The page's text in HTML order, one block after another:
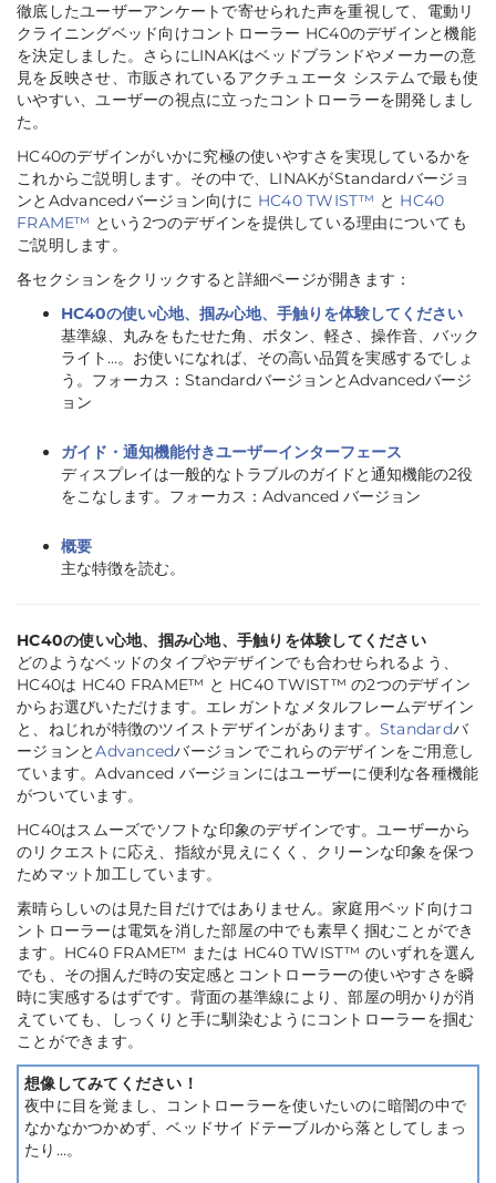
徹底したユーザーアンケートで寄せられた声を重視して、電動リ
クライニングベッド向けコントローラー HC40のデザインと機能
を決定しました。さらにLINAKはベッドブランドやメーカーの意
見を反映させ、市販されているアクチュエータ システムで最も使
いやすい、ユーザーの視点に立ったコントローラーを開発しまし
た。
HC40のデザインがいかに究極の使いやすさを実現しているかを
これからご説明します。その中で、LINAKがStandardバージョ
ンとAdvancedバージョン向けに HC40 TWIST™ と HC40
FRAME™ という2つのデザインを提供している理由についても
ご説明します。
各セクションをクリックすると詳細ページが開きます：
HC40の使い心地、掴み心地、手触りを体験してください
基準線、丸みをもたせた角、ボタン、軽さ、操作音、バック
ライト…。お使いになれば、その高い品質を実感するでしょ
う。フォーカス：StandardバージョンとAdvancedバージ
ョン
ガイド・通知機能付きユーザーインターフェース
ディスプレイは一般的なトラブルのガイドと通知機能の2役
をこなします。フォーカス：Advanced バージョン
概要
主な特徴を読む。
HC40の使い心地、掴み心地、手触りを体験してください
どのようなベッドのタイプやデザインでも合わせられるよう、
HC40は HC40 FRAME™ と HC40 TWIST™ の2つのデザイン
からお選びいただけます。エレガントなメタルフレームデザイン
と、ねじれが特徴のツイストデザインがあります。 Standardバ
ージョンとAdvancedバージョンでこれらのデザインをご用意し
ています。Advanced バージョンにはユーザーに便利な各種機能
がついています。
HC40はスムーズでソフトな印象のデザインです。ユーザーから
のリクエストに応え、指紋が見えにくく、クリーンな印象を保つ
ためマット加工しています。
素晴らしいのは見た目だけではありません。家庭用ベッド向けコ
ントローラーは電気を消した部屋の中でも素早く掴むことができ
ます。HC40 FRAME™ または HC40 TWIST™ のいずれを選ん
でも、その掴んだ時の安定感とコントローラーの使いやすさを瞬
時に実感するはずです。背面の基準線により、部屋の明かりが消
えていても、しっくりと手に馴染むようにコントローラーを掴む
ことができます。
想像してみてください！
夜中に目を覚まし、コントローラーを使いたいのに暗闇の中で
なかなかつかめず、ベッドサイドテーブルから落としてしまっ
たり…。